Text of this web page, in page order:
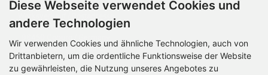
HERMANN-Spielwaren GmbH
Werksverkauf / Postadresse:
Im Grund 9-11
Mo-Do 8.00 bis 16.30 Uhr
Bürozeiten:
Diese Webseite verwendet Cookies und
andere Technologien
Wir verwenden Cookies und ähnliche Technologien, auch von
Drittanbietern, um die ordentliche Funktionsweise der Website
zu gewährleisten, die Nutzung unseres Angebotes zu